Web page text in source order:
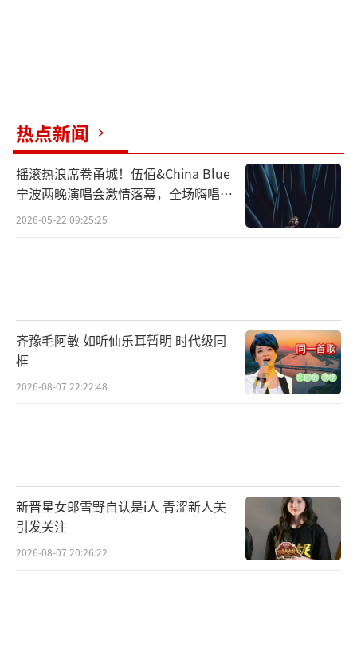
热点新闻
摇滚热浪席卷甬城！伍佰&China Blue
宁波两晚演唱会激情落幕，全场嗨唱氛
围炸裂
2026-05-22 09:25:25
齐豫毛阿敏 如听仙乐耳暂明 时代级同
框
2026-08-07 22:22:48
新晋星女郎雪野自认是i人 青涩新人美
引发关注
2026-08-07 20:26:22